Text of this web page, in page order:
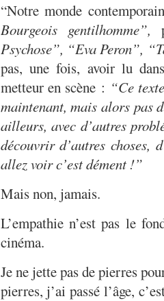
“Notre monde
Bourgeois gentilhomme”,
Psychose”, “Eva Peron”,
pas, une fois, avoir lu
metteur en scène : “Ce
maintenant, mais alors pas
ailleurs, avec d’autres
découvrir d’autres choses,
allez voir c’est dément !”
Mais non, jamais.
L’empathie n’est pas le
cinéma.
Je ne jette pas de pierres
pierres, j’ai passé l’âge,